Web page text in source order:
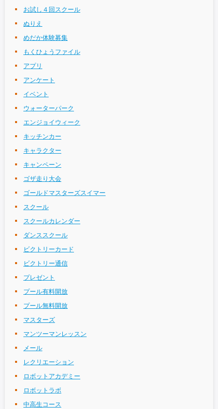
お試し４回スクール
ぬりえ
めだか体験募集
もくひょうファイル
アプリ
アンケート
イベント
ウォーターパーク
エンジョイウィーク
キッチンカー
キャラクター
キャンペーン
ゴザ走り大会
ゴールドマスターズスイマー
スクール
スクールカレンダー
ダンススクール
ビクトリーカード
ビクトリー通信
プレゼント
プール有料開放
プール無料開放
マスターズ
マンツーマンレッスン
メール
レクリエーション
ロボットアカデミー
ロボットラボ
中高生コース